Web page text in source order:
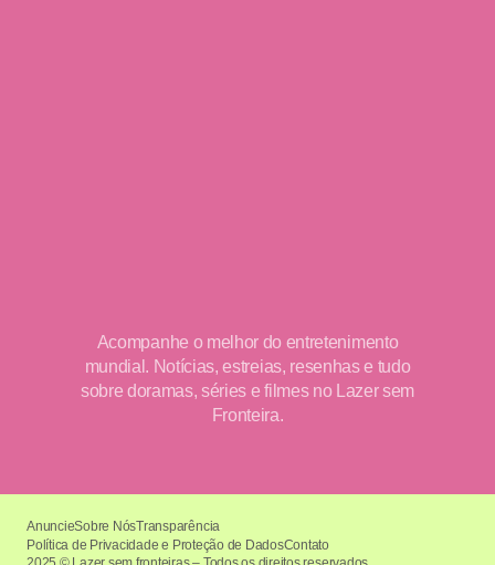
Acompanhe o melhor do entretenimento
mundial. Notícias, estreias, resenhas e tudo
sobre doramas, séries e filmes no Lazer sem
Fronteira.
AnuncieSobre NósTransparência
Política de Privacidade e Proteção de DadosContato